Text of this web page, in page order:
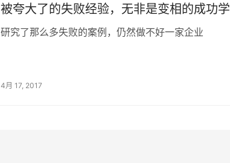
被夸大了的失败经验，无非是变相的成功学
研究了那么多失败的案例，仍然做不好一家企业
4月 17, 2017